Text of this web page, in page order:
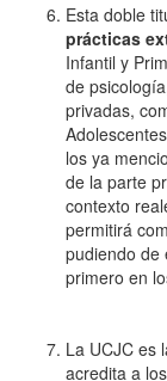
Esta doble
prácticas
Infantil y
de
privadas,
los ya
de la parte
contexto
permitirá
pudiendo de
primero en
La UCJC es
acredita a